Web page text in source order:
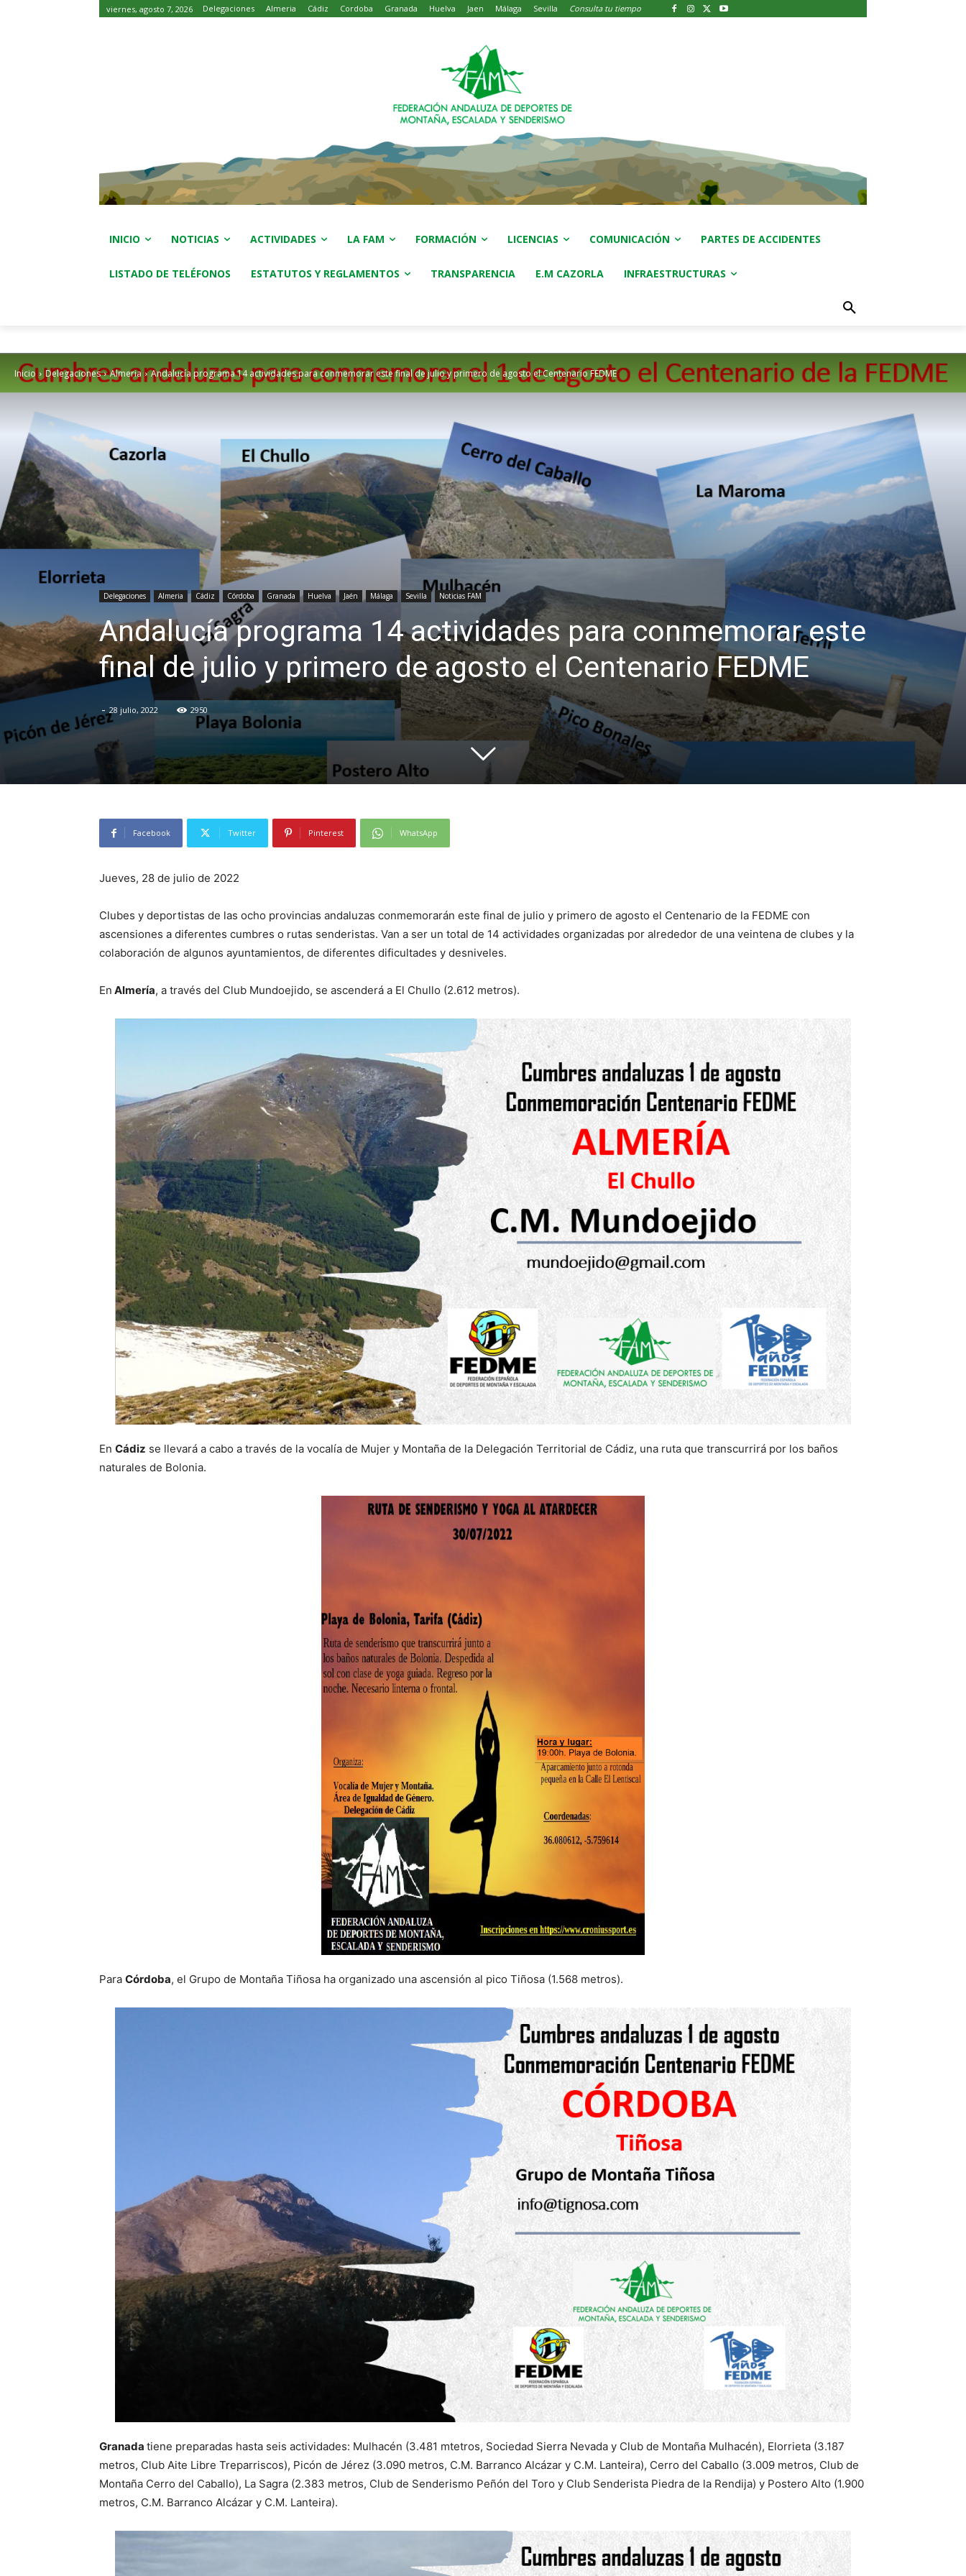
viernes, agosto 7, 2026 Delegaciones Almeria Cádiz Cordoba Granada Huelva Jaen Málaga Sevilla Consulta tu tiempo
INICIO NOTICIAS ACTIVIDADES LA FAM FORMACIÓN LICENCIAS COMUNICACIÓN PARTES DE ACCIDENTES
LISTADO DE TELÉFONOS ESTATUTOS Y REGLAMENTOS TRANSPARENCIA E.M CAZORLA INFRAESTRUCTURAS
Inicio Delegaciones Almeria Andalucía programa 14 actividades para conmemorar este final de julio y primero de agosto el Centenario FEDME
Delegaciones Almeria Cádiz Córdoba Granada Huelva Jaén Málaga Sevilla Noticias FAM
Andalucía programa 14 actividades para conmemorar este
final de julio y primero de agosto el Centenario FEDME
- 28 julio, 2022 2950
Facebook Twitter Pinterest WhatsApp
Jueves, 28 de julio de 2022
Clubes y deportistas de las ocho provincias andaluzas conmemorarán este final de julio y primero de agosto el Centenario de la FEDME con
ascensiones a diferentes cumbres o rutas senderistas. Van a ser un total de 14 actividades organizadas por alrededor de una veintena de clubes y la
colaboración de algunos ayuntamientos, de diferentes dificultades y desniveles.
En Almería, a través del Club Mundoejido, se ascenderá a El Chullo (2.612 metros).
En Cádiz se llevará a cabo a través de la vocalía de Mujer y Montaña de la Delegación Territorial de Cádiz, una ruta que transcurrirá por los baños
naturales de Bolonia.
Para Córdoba, el Grupo de Montaña Tiñosa ha organizado una ascensión al pico Tiñosa (1.568 metros).
Granada tiene preparadas hasta seis actividades: Mulhacén (3.481 mtetros, Sociedad Sierra Nevada y Club de Montaña Mulhacén), Elorrieta (3.187
metros, Club Aite Libre Treparriscos), Picón de Jérez (3.090 metros, C.M. Barranco Alcázar y C.M. Lanteira), Cerro del Caballo (3.009 metros, Club de
Montaña Cerro del Caballo), La Sagra (2.383 metros, Club de Senderismo Peñón del Toro y Club Senderista Piedra de la Rendija) y Postero Alto (1.900
metros, C.M. Barranco Alcázar y C.M. Lanteira).